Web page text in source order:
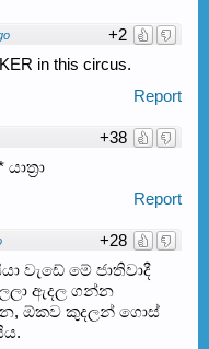
+2
in this circus.
Report
+38
Report
+28
වැඩේ මේ ජාතිවාදී
ඇදල ගන්න
ඕකව කුදලන් ගොස්